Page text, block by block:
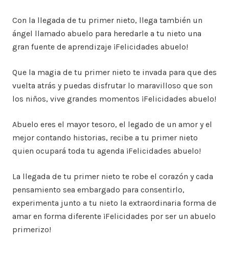
Con la llegada de tu primer nieto, llega también un
ángel llamado abuelo para heredarle a tu nieto una
gran fuente de aprendizaje ¡Felicidades abuelo!
Que la magia de tu primer nieto te invada para que des
vuelta atrás y puedas disfrutar lo maravilloso que son
los niños, vive grandes momentos ¡Felicidades abuelo!
Abuelo eres el mayor tesoro, el legado de un amor y el
mejor contando historias, recibe a tu primer nieto
quien ocupará toda tu agenda ¡Felicidades abuelo!
La llegada de tu primer nieto te robe el corazón y cada
pensamiento sea embargado para consentirlo,
experimenta junto a tu nieto la extraordinaria forma de
amar en forma diferente ¡Felicidades por ser un abuelo
primerizo!